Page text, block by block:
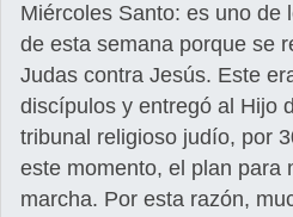
Miércoles Santo: es uno de
de esta semana porque se
Judas contra Jesús. Este
discípulos y entregó al Hijo
tribunal religioso judío, por
este momento, el plan para
marcha. Por esta razón,